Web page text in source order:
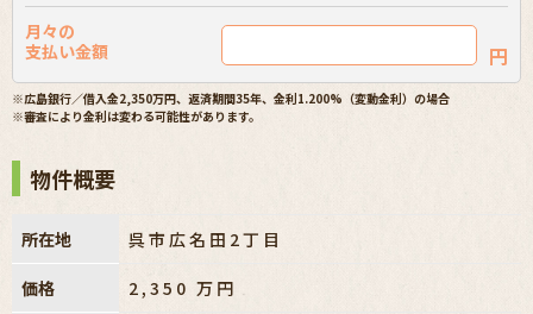
月々の
支払い金額
円
※広島銀行／借入金2,350万円、返済期間35年、金利1.200%（変動金利）の場合
※審査により金利は変わる可能性があります。
物件概要
所在地 呉市広名田2丁目
価格 2,350 万円